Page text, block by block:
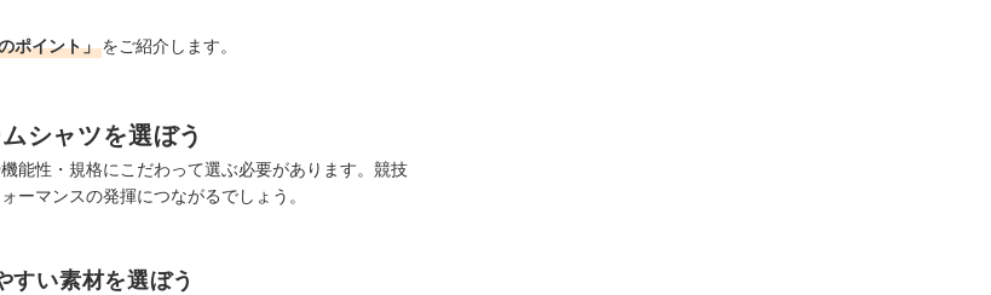
ポイント」をご紹介します。
シャツを選ぼう
能性・規格にこだわって選ぶ必要があります。競技
ーマンスの発揮につながるでしょう。
すい素材を選ぼう